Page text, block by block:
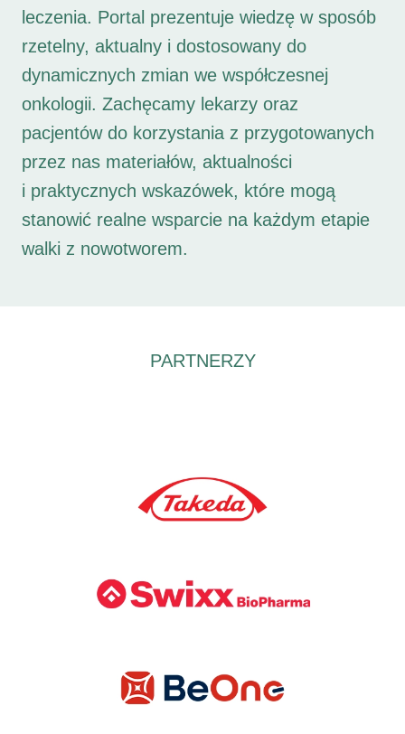
leczenia. Portal prezentuje wiedzę w sposób
rzetelny, aktualny i dostosowany do
dynamicznych zmian we współczesnej
onkologii. Zachęcamy lekarzy oraz
pacjentów do korzystania z przygotowanych
przez nas materiałów, aktualności
i praktycznych wskazówek, które mogą
stanowić realne wsparcie na każdym etapie
walki z nowotworem.
PARTNERZY